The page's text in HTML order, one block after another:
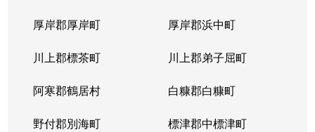
厚岸郡厚岸町 厚岸郡浜中町
川上郡標茶町 川上郡弟子屈町
阿寒郡鶴居村 白糠郡白糠町
野付郡別海町 標津郡中標津町